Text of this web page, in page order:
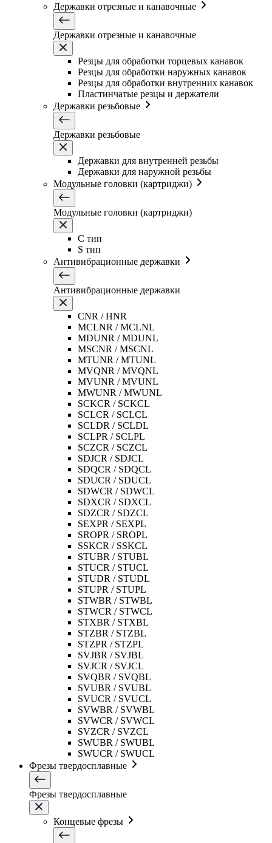
Державки отрезные и канавочные
Державки отрезные и канавочные
Резцы для обработки торцевых канавок
Резцы для обработки наружных канавок
Резцы для обработки внутренних канавок
Пластинчатые резцы и держатели
Державки резьбовые
Державки резьбовые
Державки для внутренней резьбы
Державки для наружной резьбы
Модульные головки (картриджи)
Модульные головки (картриджи)
C тип
S тип
Антивибрационные державки
Антивибрационные державки
CNR / HNR
MCLNR / MCLNL
MDUNR / MDUNL
MSCNR / MSCNL
MTUNR / MTUNL
MVQNR / MVQNL
MVUNR / MVUNL
MWUNR / MWUNL
SCKCR / SCKCL
SCLCR / SCLCL
SCLDR / SCLDL
SCLPR / SCLPL
SCZCR / SCZCL
SDJCR / SDJCL
SDQCR / SDQCL
SDUCR / SDUCL
SDWCR / SDWCL
SDXCR / SDXCL
SDZCR / SDZCL
SEXPR / SEXPL
SROPR / SROPL
SSKCR / SSKCL
STUBR / STUBL
STUCR / STUCL
STUDR / STUDL
STUPR / STUPL
STWBR / STWBL
STWCR / STWCL
STXBR / STXBL
STZBR / STZBL
STZPR / STZPL
SVJBR / SVJBL
SVJCR / SVJCL
SVQBR / SVQBL
SVUBR / SVUBL
SVUCR / SVUCL
SVWBR / SVWBL
SVWCR / SVWCL
SVZCR / SVZCL
SWUBR / SWUBL
SWUCR / SWUCL
Фрезы твердосплавные
Фрезы твердосплавные
Концевые фрезы